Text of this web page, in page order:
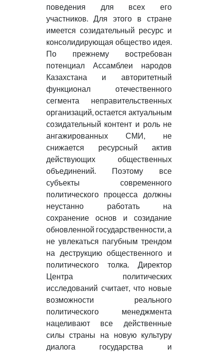
поведения для всех его
участников. Для этого в стране
имеется созидательный ресурс и
консолидирующая общество идея.
По прежнему востребован
потенциал Ассамблеи народов
Казахстана и авторитетный
функционал отечественного
сегмента неправительственных
организаций, остается актуальным
созидательный контент и роль не
ангажированных СМИ, не
снижается ресурсный актив
действующих общественных
объединений. Поэтому все
субъекты современного
политического процесса должны
неустанно работать на
сохранение основ и созидание
обновленной государственности, а
не увлекаться пагубным трендом
на деструкцию общественного и
политического толка. Директор
Центра политических
исследований считает, что новые
возможности реального
политического менеджмента
нацеливают все действенные
силы страны на новую культуру
диалога государства и